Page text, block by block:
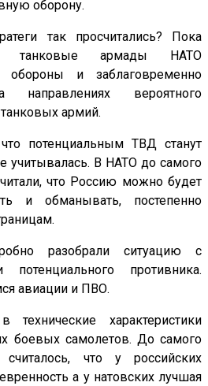
оборону.
так просчитались? Пока
танковые армады НАТО
обороны и заблаговременно
направлениях вероятного
танковых армий.
потенциальным ТВД станут
учитывалась. В НАТО до самого
что Россию можно будет
и обманывать, постепенно
разобрали ситуацию с
противника.
авиации и ПВО.
характеристики
боевых самолетов. До самого
что у российских
а у натовских лучшая